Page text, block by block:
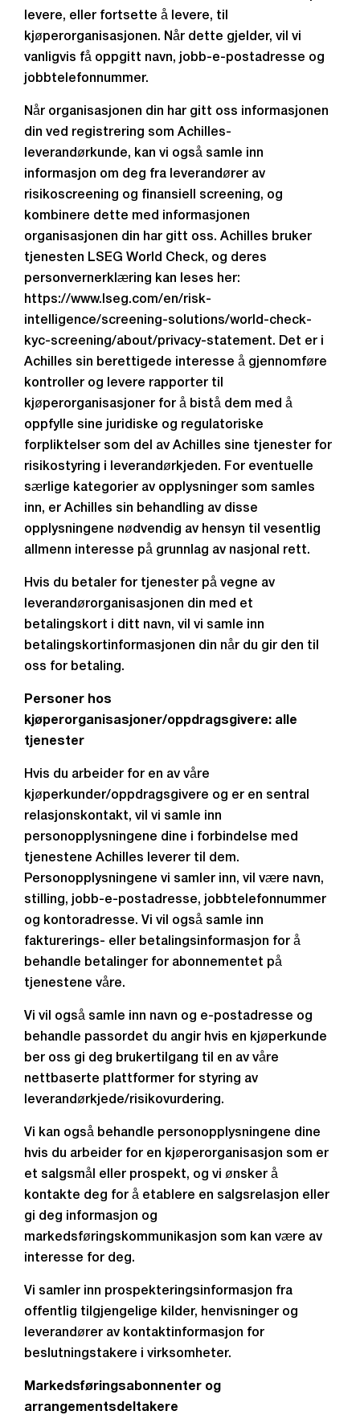
levere, eller fortsette å levere, til
kjøperorganisasjonen. Når dette gjelder, vil vi
vanligvis få oppgitt navn, jobb-e-postadresse og
jobbtelefonnummer.
Når organisasjonen din har gitt oss informasjonen
din ved registrering som Achilles-
leverandørkunde, kan vi også samle inn
informasjon om deg fra leverandører av
risikoscreening og finansiell screening, og
kombinere dette med informasjonen
organisasjonen din har gitt oss. Achilles bruker
tjenesten LSEG World Check, og deres
personvernerklæring kan leses her:
https://www.lseg.com/en/risk-
intelligence/screening-solutions/world-check-
kyc-screening/about/privacy-statement. Det er i
Achilles sin berettigede interesse å gjennomføre
kontroller og levere rapporter til
kjøperorganisasjoner for å bistå dem med å
oppfylle sine juridiske og regulatoriske
forpliktelser som del av Achilles sine tjenester for
risikostyring i leverandørkjeden. For eventuelle
særlige kategorier av opplysninger som samles
inn, er Achilles sin behandling av disse
opplysningene nødvendig av hensyn til vesentlig
allmenn interesse på grunnlag av nasjonal rett.
Hvis du betaler for tjenester på vegne av
leverandørorganisasjonen din med et
betalingskort i ditt navn, vil vi samle inn
betalingskortinformasjonen din når du gir den til
oss for betaling.
Personer hos
kjøperorganisasjoner/oppdragsgivere: alle
tjenester
Hvis du arbeider for en av våre
kjøperkunder/oppdragsgivere og er en sentral
relasjonskontakt, vil vi samle inn
personopplysningene dine i forbindelse med
tjenestene Achilles leverer til dem.
Personopplysningene vi samler inn, vil være navn,
stilling, jobb-e-postadresse, jobbtelefonnummer
og kontoradresse. Vi vil også samle inn
fakturerings- eller betalingsinformasjon for å
behandle betalinger for abonnementet på
tjenestene våre.
Vi vil også samle inn navn og e-postadresse og
behandle passordet du angir hvis en kjøperkunde
ber oss gi deg brukertilgang til en av våre
nettbaserte plattformer for styring av
leverandørkjede/risikovurdering.
Vi kan også behandle personopplysningene dine
hvis du arbeider for en kjøperorganisasjon som er
et salgsmål eller prospekt, og vi ønsker å
kontakte deg for å etablere en salgsrelasjon eller
gi deg informasjon og
markedsføringskommunikasjon som kan være av
interesse for deg.
Vi samler inn prospekteringsinformasjon fra
offentlig tilgjengelige kilder, henvisninger og
leverandører av kontaktinformasjon for
beslutningstakere i virksomheter.
Markedsføringsabonnenter og
arrangementsdeltakere